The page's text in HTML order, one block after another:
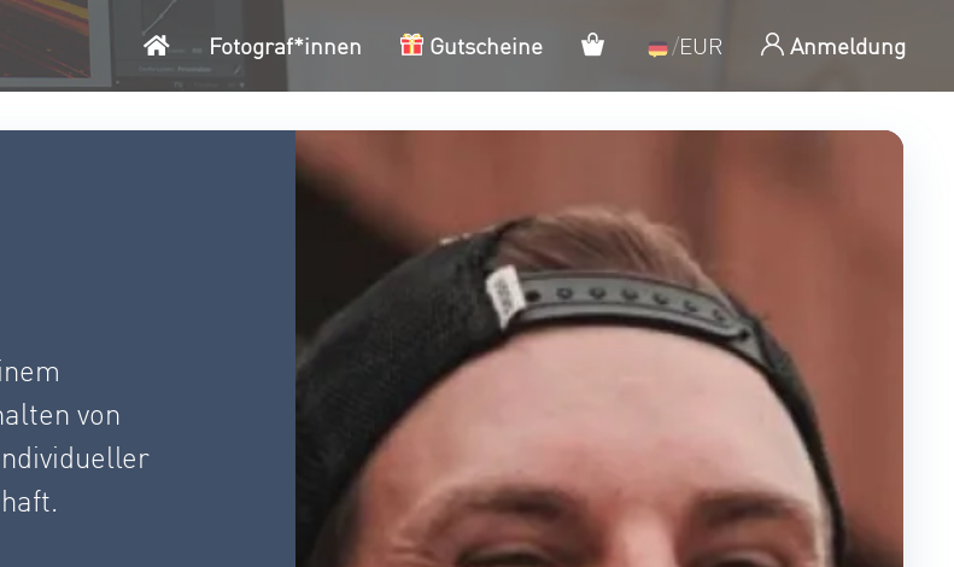
Startseite
Fotograf*innen Gutscheine Mein Warenkorb
/EUR Anmeldung
von